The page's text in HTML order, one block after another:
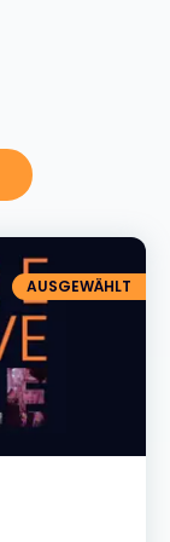
AUSGEWÄHLT